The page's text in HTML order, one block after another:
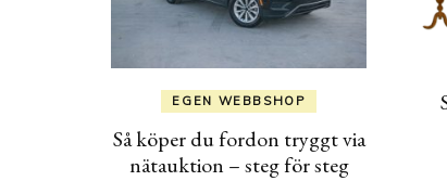
EGEN WEBBSHOP
Så köper du fordon tryggt via
nätauktion – steg för steg